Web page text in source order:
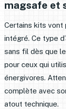
magsafe et
Certains kits vont
intégré. Ce type
sans fil dès que
pour ceux qui
énergivores.
complète avec
atout technique.